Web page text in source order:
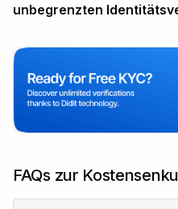
unbegrenzten
FAQs zur